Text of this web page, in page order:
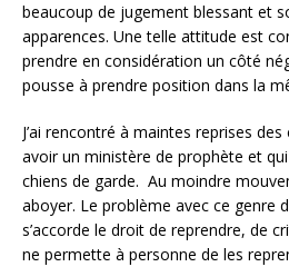
beaucoup de jugement blessant et
apparences. Une telle attitude est
prendre en considération un côté
pousse à prendre position dans la
J’ai rencontré à maintes reprises
avoir un ministère de prophète et
chiens de garde. Au moindre
aboyer. Le problème avec ce genre
s’accorde le droit de reprendre, de
ne permette à personne de les